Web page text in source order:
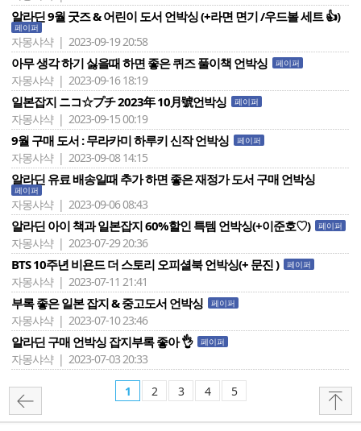
알라딘 9월 굿즈 & 어린이 도서 언박싱 (+라면 면기 /우드볼 세트 👍)
페이퍼
자몽샤샥 | 2023-09-19 20:58
아무 생각 하기 싫을때 하면 좋은 퀴즈 풀이책 언박싱 페이퍼
자몽샤샥 | 2023-09-16 18:19
일본잡지 ニコ☆プチ 2023年 10月號언박싱 페이퍼
자몽샤샥 | 2023-09-15 00:19
9월 구매 도서 : 무라카미 하루키 신작 언박싱 페이퍼
자몽샤샥 | 2023-09-08 14:15
알라딘 유료 배송일때 추가 하면 좋은 재정가 도서 구매 언박싱
페이퍼
자몽샤샥 | 2023-09-06 08:43
알라딘 아이 책과 일본잡지 60%할인 특템 언박싱(+이준호♡) 페이퍼
자몽샤샥 | 2023-07-29 20:36
BTS 10주년 비욘드 더 스토리 오피셜북 언박싱(+ 문진 ) 페이퍼
자몽샤샥 | 2023-07-11 21:41
부록 좋은 일본 잡지 & 중고도서 언박싱 페이퍼
자몽샤샥 | 2023-07-10 23:46
알라딘 구매 언박싱 잡지부록 좋아 👌 페이퍼
자몽샤샥 | 2023-07-03 20:33
1 2 3 4 5